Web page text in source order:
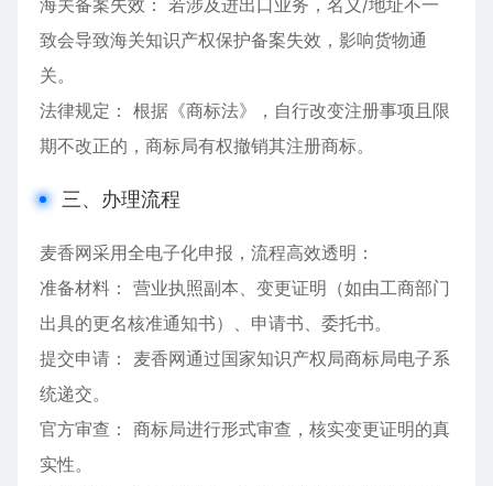
海关备案失效： 若涉及进出口业务，名义/地址不一
致会导致海关知识产权保护备案失效，影响货物通
关。
法律规定： 根据《商标法》，自行改变注册事项且限
期不改正的，商标局有权撤销其注册商标。
三、办理流程
麦香网采用全电子化申报，流程高效透明：
准备材料： 营业执照副本、变更证明（如由工商部门
出具的更名核准通知书）、申请书、委托书。
提交申请： 麦香网通过国家知识产权局商标局电子系
统递交。
官方审查： 商标局进行形式审查，核实变更证明的真
实性。